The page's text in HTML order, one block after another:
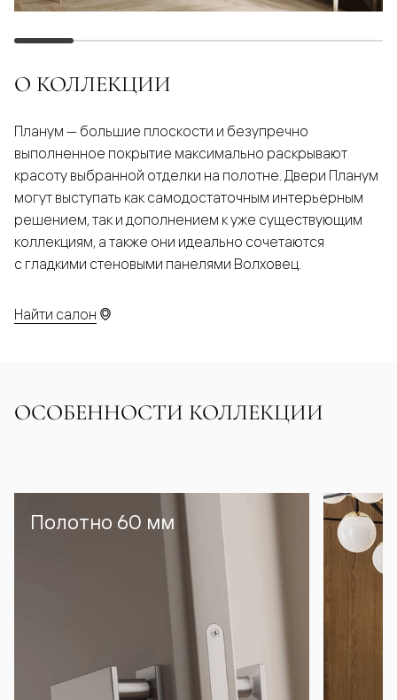
О КОЛЛЕКЦИИ
Планум — большие плоскости и безупречно
выполненное покрытие максимально раскрывают
красоту выбранной отделки на полотне. Двери Планум
могут выступать как самодостаточным интерьерным
решением, так и дополнением к уже существующим
коллекциям, а также они идеально сочетаются
с гладкими стеновыми панелями Волховец.
Найти салон
ОСОБЕННОСТИ КОЛЛЕКЦИИ
Полотно 60 мм